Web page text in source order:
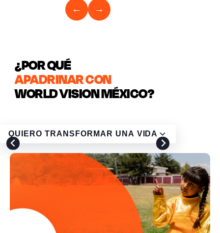
← →
¿POR QUÉ
APADRINAR CON
WORLD VISION MÉXICO?
QUIERO TRANSFORMAR UNA VIDA
Tus
donaciones
apoyan proyectos que
benefician
a
toda
la comunidad.